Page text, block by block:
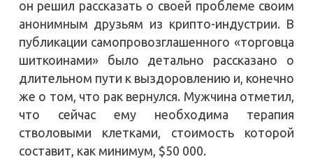
он решил рассказать о своей проблеме своим
анонимным друзьям из крипто-индустрии. В
публикации самопровозглашенного «торговца
шиткоинами» было детально рассказано о
длительном пути к выздоровлению и, конечно
же о том, что рак вернулся. Мужчина отметил,
что сейчас ему необходима терапия
стволовыми клетками, стоимость которой
составит, как минимум, $50 000.